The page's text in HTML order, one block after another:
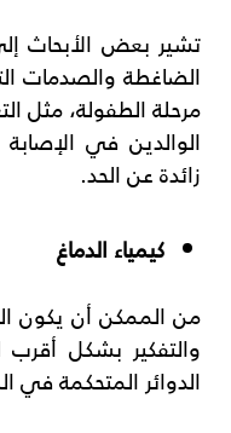
تشير بعض الأبحاث
الضاغطة والصدمات
مرحلة الطفولة، مثل
الوالدين في
زائدة عن الحد.
كيمياء الدماغ
من الممكن أن يكون
والتفكير بشكل
الدوائر المتحكمة في